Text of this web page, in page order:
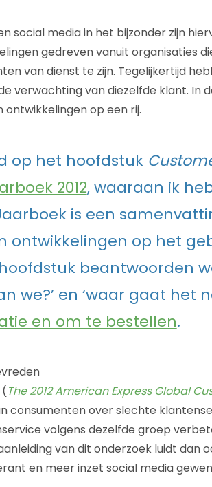
social media in het bijzonder zijn
gedreven vanuit organisaties
van dienst te zijn. Tegelijkertijd
verwachting van diezelfde klant. In
op een rij.
op het hoofdstuk
2012, waaraan ik
is een
ontwikkelingen op het
beantwoorden
we?’ en ‘waar gaat het
en om te bestellen.
The 2012 American Express Global
consumenten over slechte
volgens dezelfde groep
van dit onderzoek luidt dan
en meer inzet social media